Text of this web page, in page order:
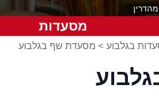
מהדרין
מסעדות
בגלבוע > מסעדת שף בגלבוע